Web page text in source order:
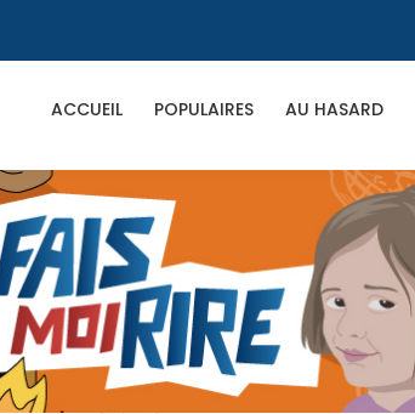
ACCUEIL POPULAIRES AU HASARD